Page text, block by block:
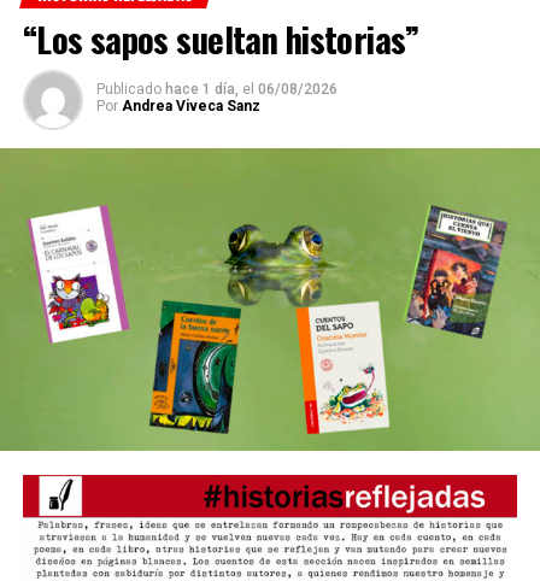
“ Los sapos sueltan historias”
Publicado hace 1 día, el 06/08/2026
Por Andrea Viveca Sanz